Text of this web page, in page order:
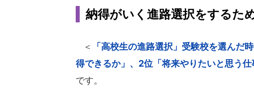
納得がいく進路選択をするた
＜
「高校生の進路選択」受験校を選ん
得できるか」、2位「将来やりたいと思う
です。